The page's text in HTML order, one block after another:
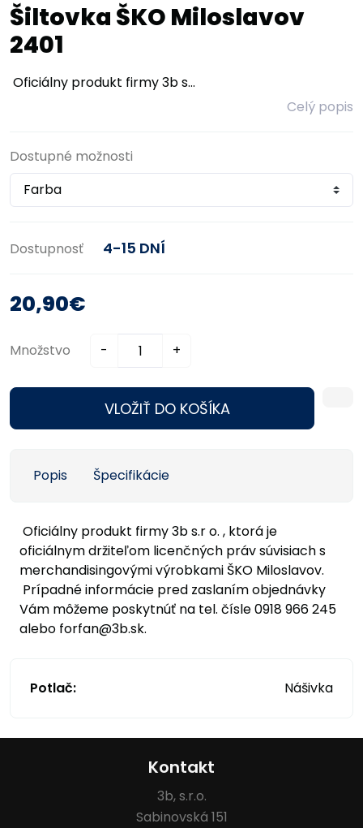
Šiltovka ŠKO Miloslavov
2401
Oficiálny produkt firmy 3b s...
Celý popis
Dostupné možnosti
Dostupnosť 4-15 DNÍ
20,90€
Množstvo - +
VLOŽIŤ DO KOŠÍKA
Popis Špecifikácie
Oficiálny produkt firmy 3b s.r o. , ktorá je
oficiálnym držiteľom licenčných práv súvisiach s
merchandisingovými výrobkami ŠKO Miloslavov.
Prípadné informácie pred zaslaním objednávky
Vám môžeme poskytnúť na tel. čísle 0918 966 245
alebo forfan@3b.sk.
Potlač: Nášivka
Kontakt
3b, s.r.o.
Sabinovská 151